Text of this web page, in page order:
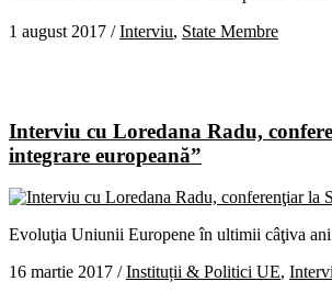
1 august 2017 /Interviu, State Membre
Interviu cu Loredana Radu,
integrare europeană”
Evoluţia Uniunii Europene în ultimii câţiva
16 martie 2017 /Instituții & Politici UE,